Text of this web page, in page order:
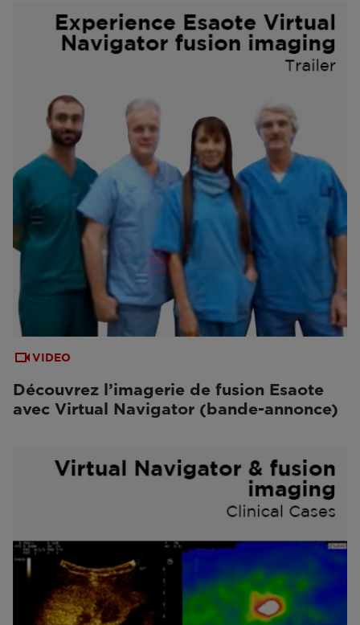
VIDEO
Découvrez l’imagerie de fusion Esaote
avec Virtual Navigator (bande-annonce)